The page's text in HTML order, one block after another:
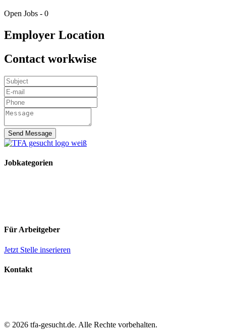
Open Jobs - 0
Employer Location
Contact workwise
Send Message
Jobkategorien
Für Arbeitgeber
Jetzt Stelle inserieren
Kontakt
© 2026 tfa-gesucht.de. Alle Rechte vorbehalten.